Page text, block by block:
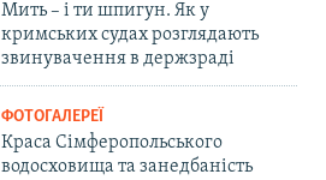
Мить – і ти шпигун. Як у
кримських судах розглядають
звинувачення в держзраді
ФОТОГАЛЕРЕЇ
Краса Сімферопольського
водосховища та занедбаність